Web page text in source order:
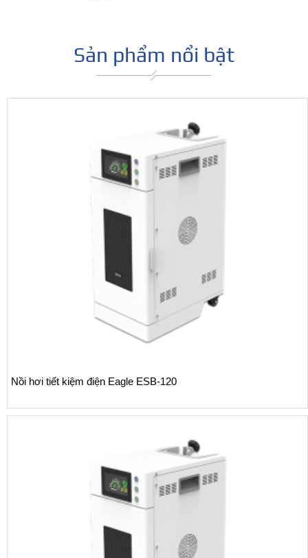
Sản phẩm nổi bật
Nồi hơi tiết kiệm điện Eagle ESB-120